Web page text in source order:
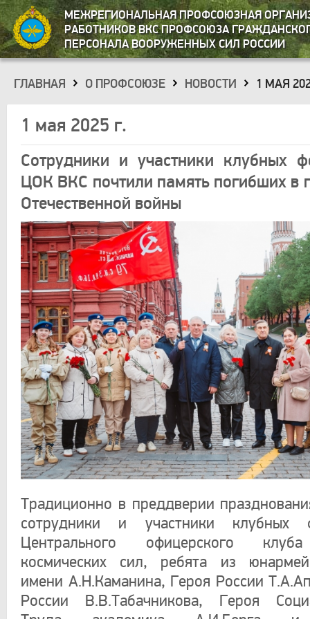
МЕЖРЕГИОНАЛЬНАЯ ПРОФСОЮЗНАЯ
РАБОТНИКОВ ВКС ПРОФСОЮЗА
ПЕРСОНАЛА ВООРУЖЕННЫХ СИЛ РОССИИ
ГЛАВНАЯ О ПРОФСОЮЗЕ НОВОСТИ 1 МАЯ
1 мая 2025 г.
Сотрудники и участники клубных
ЦОК ВКС почтили память погибших в
Отечественной войны
Традиционно в преддверии
сотрудники и участники клубных
Центрального офицерского
космических сил, ребята из
имени А.Н.Каманина, Героя России
России В.В.Табачникова, Героя